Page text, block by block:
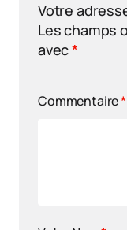
Votre
Les champs
avec*
Commentaire*